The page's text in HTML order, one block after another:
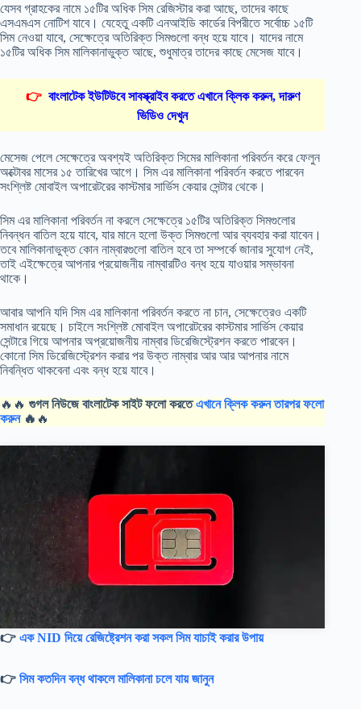
যেসব গ্রাহকের নামে ১৫টির অধিক সিম রেজিস্টার করা আছে, তাদের কাছে
এসএমএস নোটিশ যাবে। যেহেতু একটি এনআইডি কার্ডের বিপরীতে সর্বোচ্চ ১৫টি
সিম নেওয়া যাবে, সেক্ষেত্রে অতিরিক্ত সিমগুলো বন্ধ হয়ে যাবে। যাদের নামে
১৫টির অধিক সিম মালিকানাভুক্ত আছে, শুধুমাত্র তাদের কাছে মেসেজ যাবে।
👉 বাংলাটেক ইউটিউবে সাবস্ক্রাইব করতে এখানে ক্লিক করুন, দারুণ
ভিডিও দেখুন
মেসেজ পেলে সেক্ষেত্রে অবশ্যই অতিরিক্ত সিমের মালিকানা পরিবর্তন করে ফেলুন
অক্টোবর মাসের ১৫ তারিখের আগে। সিম এর মালিকানা পরিবর্তন করতে পারবেন
সংশ্লিষ্ট মোবাইল অপারেটরের কাস্টমার সার্ভিস কেয়ার সেন্টার থেকে।
সিম এর মালিকানা পরিবর্তন না করলে সেক্ষেত্রে ১৫টির অতিরিক্ত সিমগুলোর
নিবন্ধন বাতিল হয়ে যাবে, যার মানে হলো উক্ত সিমগুলো আর ব্যবহার করা যাবেন।
তবে মালিকানাভুক্ত কোন নাম্বারগুলো বাতিল হবে তা সম্পর্কে জানার সুযোগ নেই,
তাই এইক্ষেত্রে আপনার প্রয়োজনীয় নাম্বারটিও বন্ধ হয়ে যাওয়ার সম্ভাবনা
থাকে।
আবার আপনি যদি সিম এর মালিকানা পরিবর্তন করতে না চান, সেক্ষেত্রেও একটি
সমাধান রয়েছে। চাইলে সংশ্লিষ্ট মোবাইল অপারেটরের কাস্টমার সার্ভিস কেয়ার
সেন্টারে গিয়ে আপনার অপ্রয়োজনীয় নাম্বার ডিরেজিস্ট্রেশন করতে পারবেন।
কোনো সিম ডিরেজিস্ট্রেশন করার পর উক্ত নাম্বার আর আর আপনার নামে
নিবন্ধিত থাকবেনা এবং বন্ধ হয়ে যাবে।
🔥🔥 গুগল নিউজে বাংলাটেক সাইট ফলো করতেএখানে ক্লিক করুন তারপর ফলো
করুন🔥 🔥
👉 এক NID দিয়ে রেজিষ্ট্রেশন করা সকল সিম যাচাই করার উপায়
👉 সিম কতদিন বন্ধ থাকলে মালিকানা চলে যায় জানুন